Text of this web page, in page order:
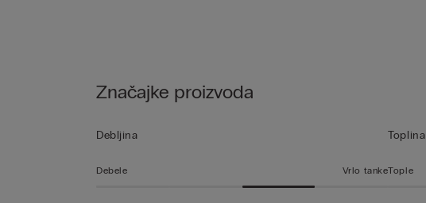
Značajke proizvoda
Debljina
Debele Vrlo tanke
Toplina
Tople